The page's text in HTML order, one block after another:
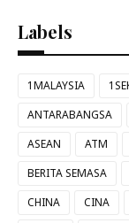
Labels
1MALAYSIA
ANTARABANGSA
ASEAN
ATM
BERITA SEMASA
CHINA
CINA